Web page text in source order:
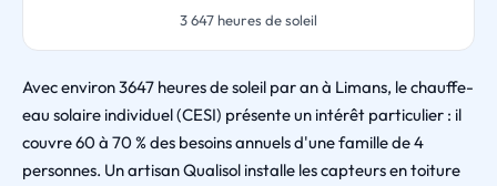
3 647 heures de soleil
Avec environ 3647 heures de soleil par an à Limans, le chauffe-
eau solaire individuel (CESI) présente un intérêt particulier : il
couvre 60 à 70 % des besoins annuels d'une famille de 4
personnes. Un artisan Qualisol installe les capteurs en toiture